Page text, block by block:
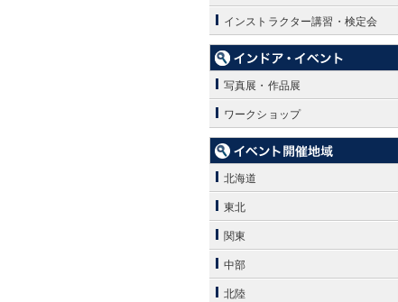
インストラクター講習・検定会
写真展・作品展
ワークショップ
北海道
東北
関東
中部
北陸